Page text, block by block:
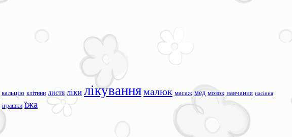
кальцію клітини листя ліки лікуваннямалюк масаж мед мозок навчання насіння
іграшки їжа